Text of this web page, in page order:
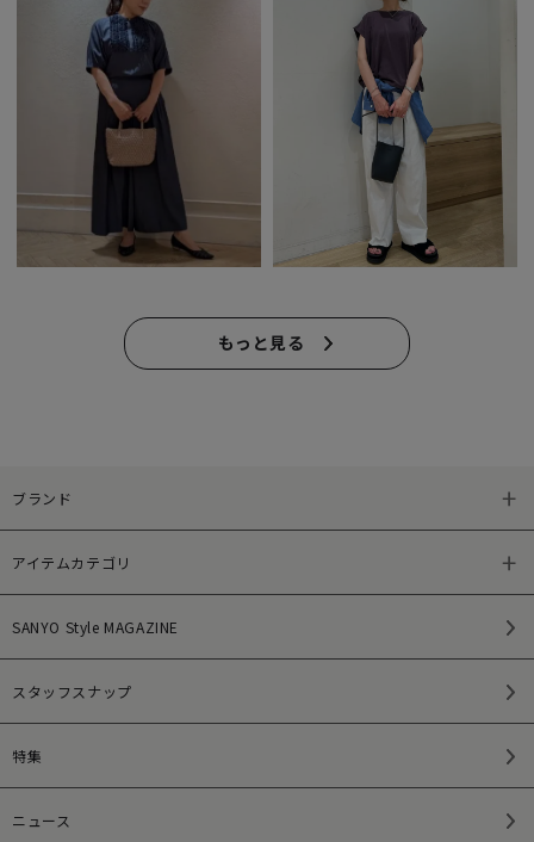
もっと見る
ブランド
アイテムカテゴリ
SANYO Style MAGAZINE
スタッフスナップ
特集
ニュース